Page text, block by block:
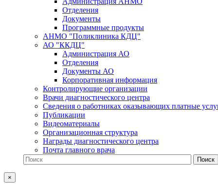
Отделения
Документы
Программные продукты
АНМО "Поликлиника КДЦ"
АО "ККДЦ"
Администрация АО
Отделения
Документы АО
Корпоративная информация
Контролирующие организации
Врачи диагностического центра
Сведения о работниках оказывающих платные
Публикации
Видеоматериалы
Организационная структура
Награды диагностического центра
Почта главного врача
×